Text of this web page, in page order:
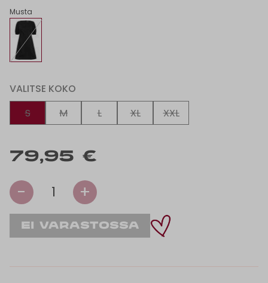
Musta
VALITSE KOKO
S
M L XL XXL
79,95 €
- 1 +